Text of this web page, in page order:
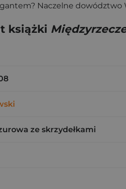
Naczelne
książki
ze skrzydełkami